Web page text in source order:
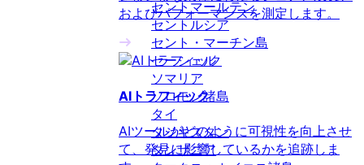
セントマールテン
セントルシア
セント・マーチン島
セーシェル
ソマリア
ソロモン諸島
タイ
タジキスタン
タンザニア
およびパフォーマンスを測定します。
AIトラフィック
AIツールがどのように可視性を向上させ
て、発見に影響しているかを追跡しま